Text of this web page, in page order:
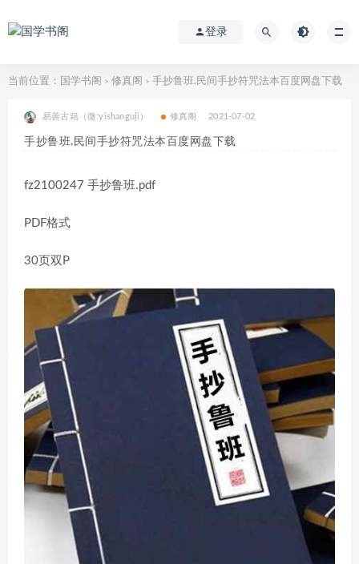
登录
当前位置： 国学书阁 > 修真阁 > 手抄鲁班.民间手抄符咒法本百度网盘下载
易善古籍（微:yishanguji） 修真阁 2021-07-02
手抄鲁班.民间手抄符咒法本百度网盘下载
fz2100247 手抄鲁班.pdf
PDF格式
30页双P